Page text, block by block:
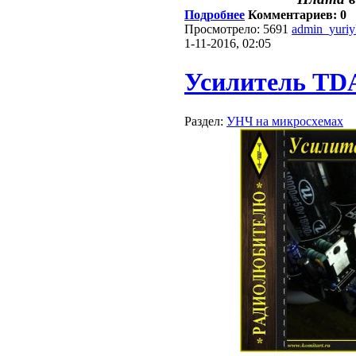
Подробнее Комментариев: 0
Просмотрело: 5691
1-11-2016, 02:05
Усилитель
Раздел: УНЧ на микросхемах